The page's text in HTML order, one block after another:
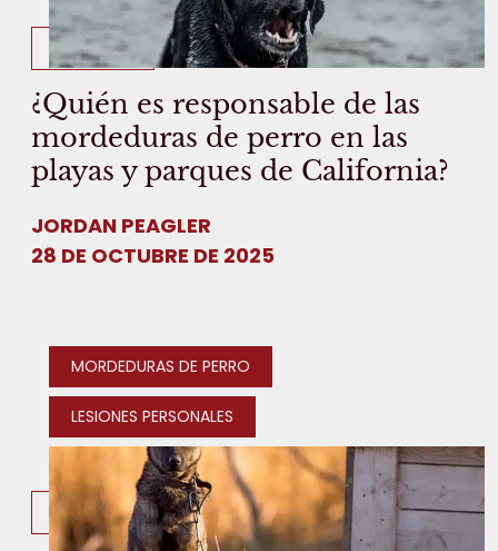
8 MIN LEER
¿Quién es responsable de las
mordeduras de perro en las
playas y parques de California?
JORDAN PEAGLER
28 DE OCTUBRE DE 2025
MORDEDURAS DE PERRO
LESIONES PERSONALES
6 MIN LEER